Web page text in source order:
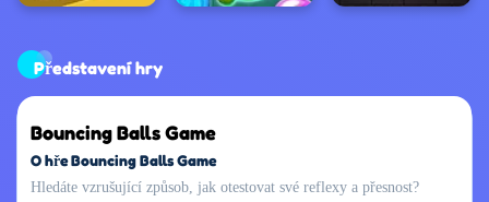
Představení hry
Bouncing Balls Game
O hře Bouncing Balls Game
Hledáte vzrušující způsob, jak otestovat své reflexy a přesnost?